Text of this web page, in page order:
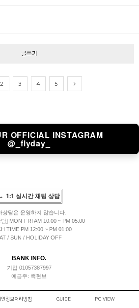
글쓰기
2 3 4 5
OFFICIAL INSTAGRAM
@_flyday_
1:1 실시간 채팅 상담
상담은 운영하지 않습니다.
] MON-FRI AM 10:00 ~ PM 05:00
TIME PM 12:00 ~ PM 01:00
/ SUN / HOLIDAY OFF
BANK INFO.
기업 01057387997
예금주: 백현보
인정보처리방침 GUIDE PC VIEW